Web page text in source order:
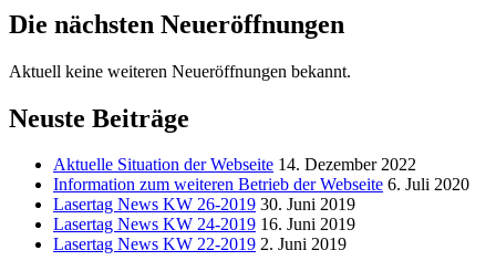
Die nächsten Neueröffnungen
Aktuell keine weiteren Neueröffnungen bekannt.
Neuste Beiträge
Aktuelle Situation der Webseite 14. Dezember 2022
Information zum weiteren Betrieb der Webseite 6. Juli 2020
Lasertag News KW 26-2019 30. Juni 2019
Lasertag News KW 24-2019 16. Juni 2019
Lasertag News KW 22-2019 2. Juni 2019